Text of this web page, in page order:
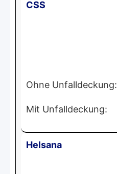
CSS
Ohne Unfalldeckung:
Mit Unfalldeckung:
Helsana